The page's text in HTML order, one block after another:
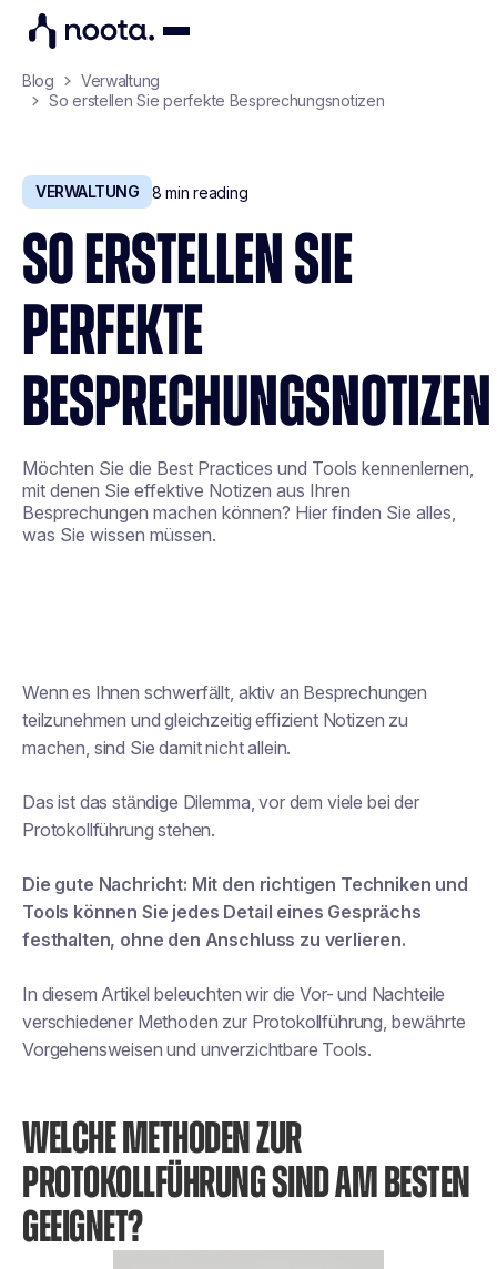
Blog
Verwaltung
So erstellen Sie perfekte Besprechungsnotizen
VERWALTUNG 8 min reading
SO ERSTELLEN SIE
PERFEKTE
BESPRECHUNGSNOTIZEN
Möchten Sie die Best Practices und Tools kennenlernen,
mit denen Sie effektive Notizen aus Ihren
Besprechungen machen können? Hier finden Sie alles,
was Sie wissen müssen.
Wenn es Ihnen schwerfällt, aktiv an Besprechungen
teilzunehmen und gleichzeitig effizient Notizen zu
machen, sind Sie damit nicht allein.
Das ist das ständige Dilemma, vor dem viele bei der
Protokollführung stehen.
Die gute Nachricht: Mit den richtigen Techniken und
Tools können Sie jedes Detail eines Gesprächs
festhalten, ohne den Anschluss zu verlieren.
In diesem Artikel beleuchten wir die Vor- und Nachteile
verschiedener Methoden zur Protokollführung, bewährte
Vorgehensweisen und unverzichtbare Tools.
WELCHE METHODEN ZUR
PROTOKOLLFÜHRUNG SIND AM BESTEN
GEEIGNET?